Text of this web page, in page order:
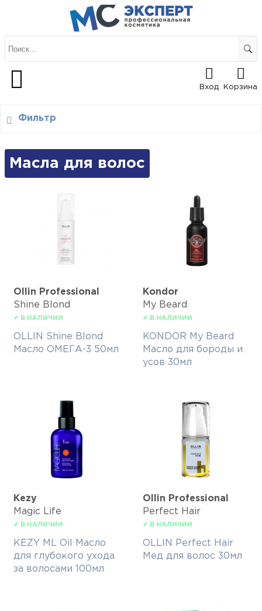
Вход Корзина
Фильтр
Масла для волос
Ollin Professional
Shine Blond
✔ В НАЛИЧИИ
OLLIN Shine Blond
Масло ОМЕГА-3 50мл
Kondor
My Beard
✔ В НАЛИЧИИ
KONDOR My Beard
Масло для бороды и
усов 30мл
Kezy
Magic Life
✔ В НАЛИЧИИ
KEZY ML Oil Масло
для глубокого ухода
за волосами 100мл
Ollin Professional
Perfect Hair
✔ В НАЛИЧИИ
OLLIN Perfect Hair
Мед для волос 30мл